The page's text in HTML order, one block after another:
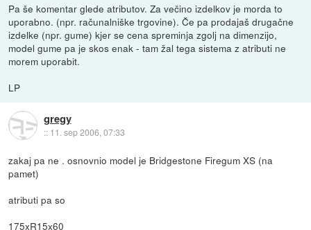
Pa še komentar glede atributov. Za večino izdelkov je morda to
uporabno. (npr. računalniške trgovine). Če pa prodajaš drugačne
izdelke (npr. gume) kjer se cena spreminja zgolj na dimenzijo,
model gume pa je skos enak - tam žal tega sistema z atributi ne
morem uporabit.
LP
gregy
:: 11. sep 2006, 07:33
zakaj pa ne . osnovnio model je Bridgestone Firegum XS (na
pamet)
atributi pa so
175xR15x60